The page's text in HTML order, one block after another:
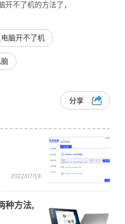
开不了机的方法了，
脑开不了机
分享
2022/07/19
种方法,